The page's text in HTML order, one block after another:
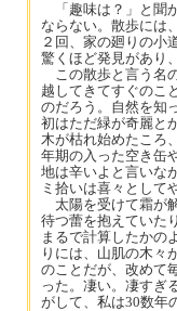
「趣味は？」と聞
ならない。散歩には
２回、家の廻りの小
驚くほど発見があり
この散歩と言う名
越してきてすぐのこ
のだろう。自然を知
初はただ緑が奇麗と
木が枯れ始めたころ
年期の入った空き缶
地は辛いよと言いな
ミ拾いは喜々として
太陽を受けて霜が
待つ蕾を抱えていた
まるで計算したかの
りには、山肌の木々
のことだが、改めて
った。凄い。凄すぎ
がして、私は30数年